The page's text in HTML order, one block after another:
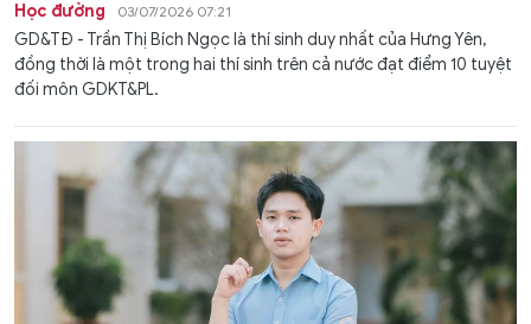
Học đường 03/07/2026 07:21
GD&TĐ - Trần Thị Bích Ngọc là thí sinh duy nhất của Hưng Yên,
đồng thời là một trong hai thí sinh trên cả nước đạt điểm 10 tuyệt
đối môn GDKT&PL.